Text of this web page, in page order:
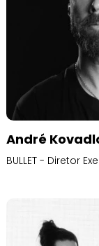
André
BULLET - Diretor